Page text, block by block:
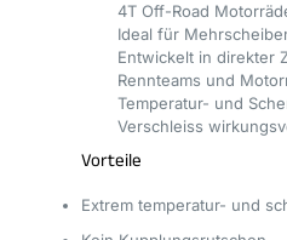
4T Off-Road
Ideal für
Entwickelt in direkter
Rennteams und
Temperatur- und
Verschleiss
Vorteile
Extrem temperatur- und